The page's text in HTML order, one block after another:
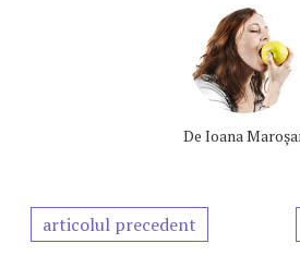
De Ioana
articolul precedent